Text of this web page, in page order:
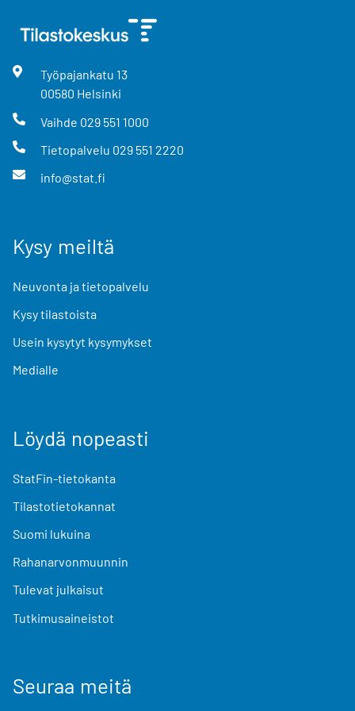
Työpajankatu 13
00580 Helsinki
Vaihde 029 551 1000
Tietopalvelu 029 551 2220
info@stat.fi
Kysy meiltä
Neuvonta ja tietopalvelu
Kysy tilastoista
Usein kysytyt kysymykset
Medialle
Löydä nopeasti
StatFin-tietokanta
Tilastotietokannat
Suomi lukuina
Rahanarvonmuunnin
Tulevat julkaisut
Tutkimusaineistot
Seuraa meitä